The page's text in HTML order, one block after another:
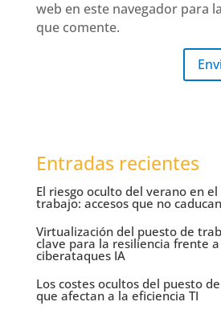
web en este navegador para
que comente.
Entradas recientes
El riesgo oculto del verano en
trabajo: accesos que no caducan
Virtualización del puesto de
clave para la resiliencia frente
ciberataques IA
Los costes ocultos del puesto
que afectan a la eficiencia TI